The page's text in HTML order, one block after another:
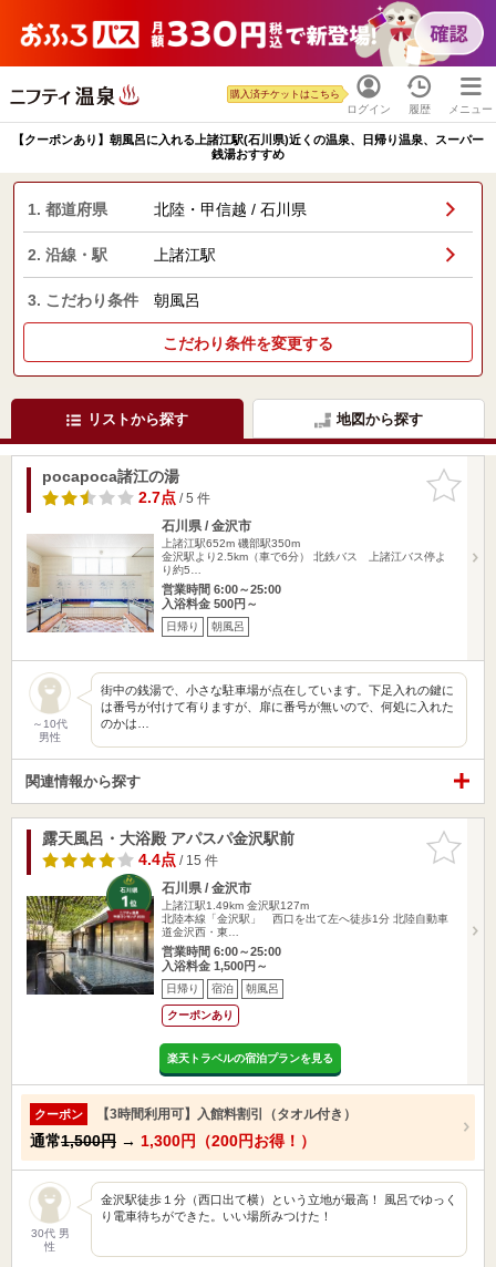
ログイン
購入済チケットはこちら
履歴 メニュー
【クーポンあり】朝風呂に入れる上諸江駅(石川県)近くの温泉、日帰り温泉、スーパー
銭湯おすすめ
1. 都道府県 北陸・甲信越 / 石川県
2. 沿線・駅 上諸江駅
3. こだわり条件 朝風呂
こだわり条件を変更する
リストから探す 地図から探す
お気に入
りに追加
pocapoca諸江の湯
2.7点/ 5 件
石川県 / 金沢市
上諸江駅652m 磯部駅350m
金沢駅より2.5km（車で6分） 北鉄バス 上諸江バス停よ
り約5…
営業時間 6:00～25:00
入浴料金 500円～
日帰り 朝風呂
～10代
男性
街中の銭湯で、小さな駐車場が点在しています。下足入れの鍵に
は番号が付けて有りますが、扉に番号が無いので、何処に入れた
のかは…
関連情報から探す
お気に入
りに追加
露天風呂・大浴殿 アパスパ金沢駅前
4.4点/ 15 件
石川県 / 金沢市
上諸江駅1.49km 金沢駅127m
北陸本線「金沢駅」 西口を出て左へ徒歩1分 北陸自動車
道金沢西・東…
営業時間 6:00～25:00
入浴料金 1,500円～
日帰り 宿泊 朝風呂
クーポンあり
楽天トラベルの宿泊プランを見る
クーポン 【3時間利用可】入館料割引（タオル付き）
通常1,500円 → 1,300円（200円お得！）
30代 男
性
金沢駅徒歩１分（西口出て横）という立地が最高！ 風呂でゆっく
り電車待ちができた。いい場所みつけた！